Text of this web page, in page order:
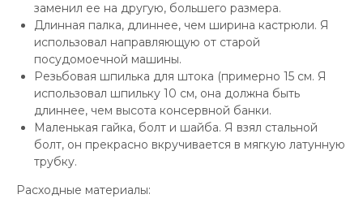
заменил ее на другую, большего размера.
Длинная палка, длиннее, чем ширина кастрюли. Я
использовал направляющую от старой
посудомоечной машины.
Резьбовая шпилька для штока (примерно 15 см. Я
использовал шпильку 10 см, она должна быть
длиннее, чем высота консервной банки.
Маленькая гайка, болт и шайба. Я взял стальной
болт, он прекрасно вкручивается в мягкую латунную
трубку.
Расходные материалы: